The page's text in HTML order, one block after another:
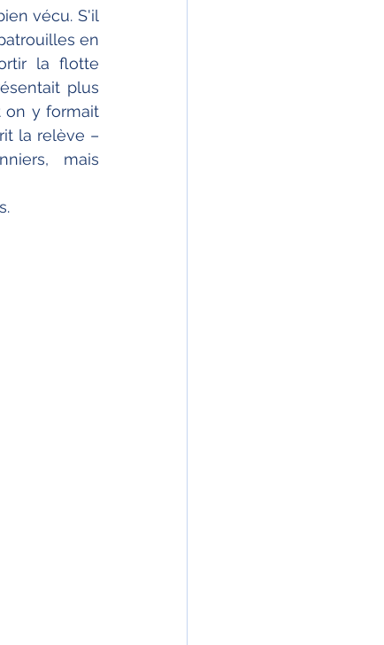
vécu. S'il
en
la flotte
plus
on y formait
la relève –
mais